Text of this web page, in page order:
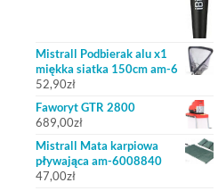
Mistrall Podbierak alu x1
miękka siatka 150cm am-6
52,90zł
Faworyt GTR 2800
689,00zł
Mistrall Mata karpiowa
pływająca am-6008840
47,00zł